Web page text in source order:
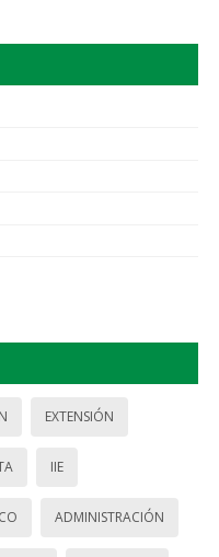
EXTENSIÓN
IIE
ADMINISTRACIÓN